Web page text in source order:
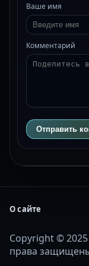
Ваше имя
Комментарий
Отправить
О сайте
Copyright ©
права